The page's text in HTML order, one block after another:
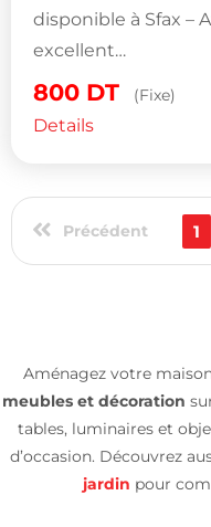
disponible à Sfax –
excellent…
800 DT (Fixe)
Details
Précédent 1
Aménagez votre
meubles et décoration
tables, luminaires et
d’occasion. Découvrez
jardin pour